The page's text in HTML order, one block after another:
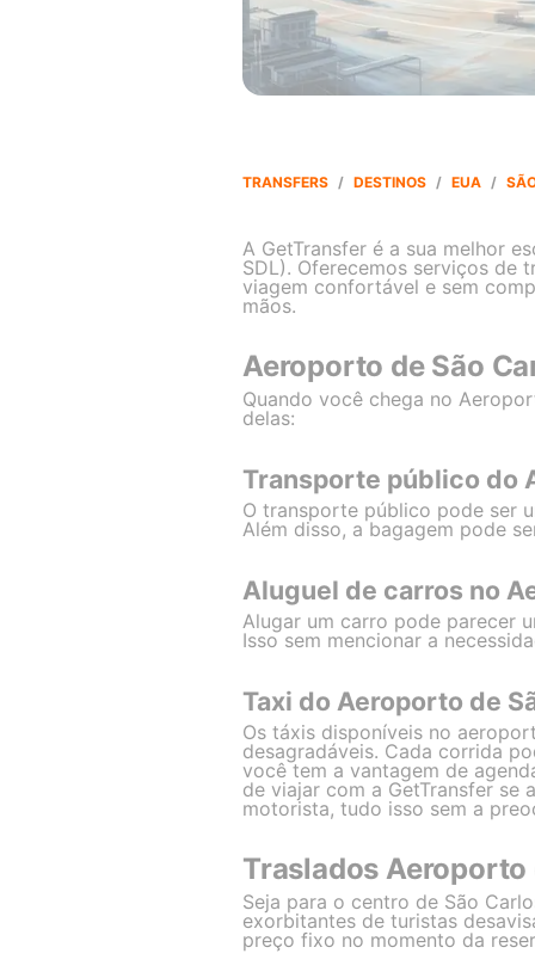
TRANSFERS / DESTINOS / EUA /
A GetTransfer é a sua melhor
SDL). Oferecemos serviços de
viagem confortável e sem
mãos.
Aeroporto de São
Quando você chega no
delas:
Transporte público do
O transporte público pode ser
Além disso, a bagagem pode
Aluguel de carros no
Alugar um carro pode parecer
Isso sem mencionar a
Taxi do Aeroporto de
Os táxis disponíveis no
desagradáveis. Cada corrida
você tem a vantagem de
de viajar com a GetTransfer se
motorista, tudo isso sem a
Traslados Aeroporto
Seja para o centro de São
exorbitantes de turistas
preço fixo no momento da